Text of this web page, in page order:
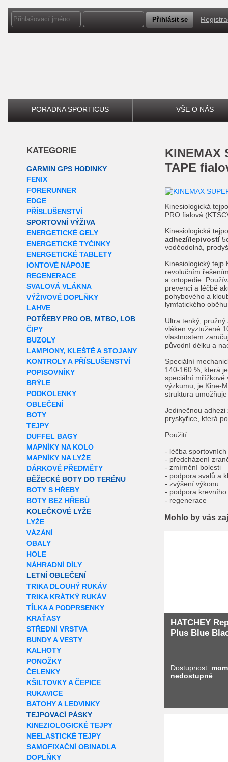
PORADNA SPORTICUS VŠE O NÁS
KATEGORIE
GARMIN GPS HODINKY
FENIX
FORERUNNER
EDGE
PŘÍSLUŠENSTVÍ
SPORTOVNÍ VÝŽIVA
ENERGETICKÉ GELY
ENERGETICKÉ TYČINKY
ENERGETICKÉ TABLETY
IONTOVÉ NÁPOJE
REGENERACE
SVALOVÁ VLÁKNA
VÝŽIVOVÉ DOPLŇKY
LAHVE
POTŘEBY PRO OB, MTBO, LOB
ČIPY
BUZOLY
LAMPIONY, KLEŠTĚ A STOJANY
KONTROLY A PŘÍSLUŠENSTVÍ
POPISOVNÍKY
BRÝLE
PODKOLENKY
OBLEČENÍ
BOTY
TEJPY
DUFFEL BAGY
MAPNÍKY NA KOLO
MAPNÍKY NA LYŽE
DÁRKOVÉ PŘEDMĚTY
BĚŽECKÉ BOTY DO TERÉNU
BOTY S HŘEBY
BOTY BEZ HŘEBŮ
KOLEČKOVÉ LYŽE
LYŽE
VÁZÁNÍ
OBALY
HOLE
NÁHRADNÍ DÍLY
LETNÍ OBLEČENÍ
TRIKA DLOUHÝ RUKÁV
TRIKA KRÁTKÝ RUKÁV
TÍLKA A PODPRSENKY
KRAŤASY
STŘEDNÍ VRSTVA
BUNDY A VESTY
KALHOTY
PONOŽKY
ČELENKY
KŠILTOVKY A ČEPICE
RUKAVICE
BATOHY A LEDVINKY
TEJPOVACÍ PÁSKY
KINEZIOLOGICKÉ TEJPY
NEELASTICKÉ TEJPY
SAMOFIXAČNÍ OBINADLA
DOPLŇKY
KINEMAX SUPERPRO COTTON
TAPE
Kinesiologická
PRO fialová
Kinesiologická
adhezí/lepivostí
voděodolná,
Kinesiologický tejp
revolučním
a ortopedie.
prevenci a léčbě
pohybového a
lymfatického
Ultra tenký, pružný
vláken vyztužené
vlastnostem
původní délku a
Speciální
140-160 %, která
speciální mřížkové
výzkumu, je Kine-
struktura
Jedinečnou
pryskyřice, která
Použití:
- léčba
- předcházení
- zmírnění bolesti
- podpora svalů a
- zvýšení výkonu
- podpora
- regenerace
Mohlo by vás
HATCHEY
Plus Blue
Dostupnost:
nedostupné